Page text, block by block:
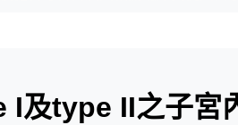
I及type II之子宮